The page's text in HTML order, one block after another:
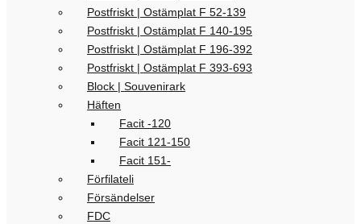
Postfriskt | Ostämplat F 52-139
Postfriskt | Ostämplat F 140-195
Postfriskt | Ostämplat F 196-392
Postfriskt | Ostämplat F 393-693
Block | Souvenirark
Häften
Facit -120
Facit 121-150
Facit 151-
Förfilateli
Försändelser
FDC